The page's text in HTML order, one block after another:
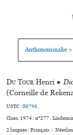
Anthonominalie >
Du Tour Henri ●
(Corneille de
USTC :80790.
Claes, 1974 : n°277 .
2 langues :Français ♢